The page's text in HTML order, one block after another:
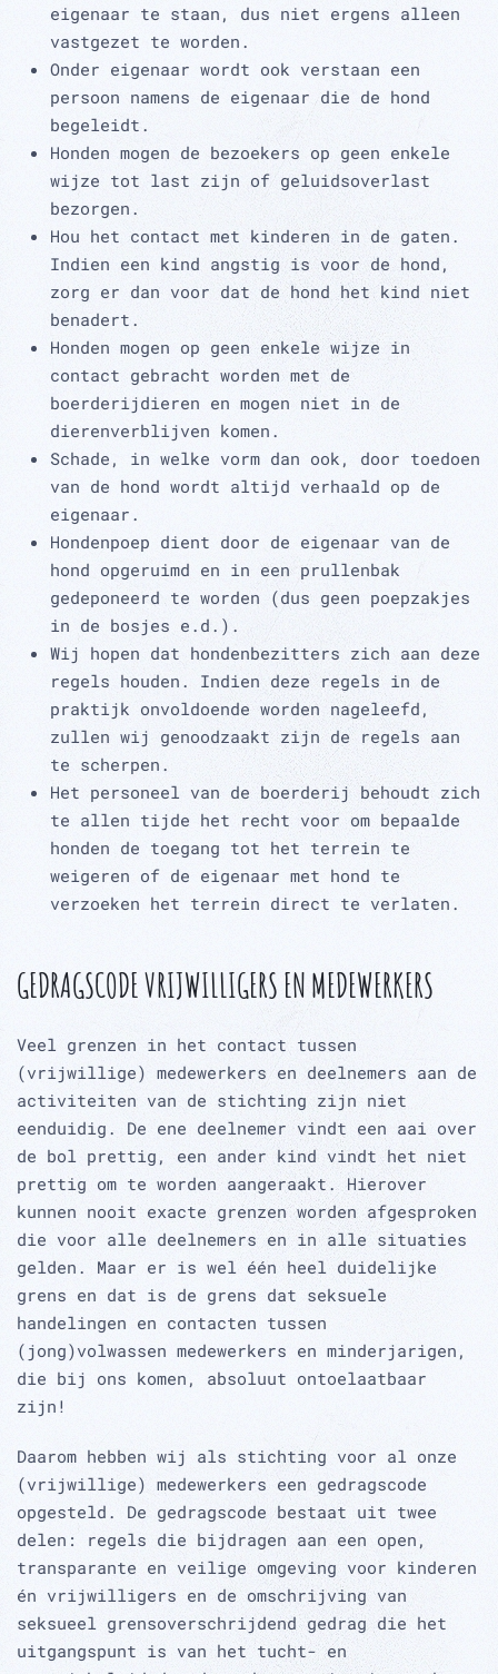
eigenaar te staan, dus niet ergens alleen
vastgezet te worden.
Onder eigenaar wordt ook verstaan een
persoon namens de eigenaar die de hond
begeleidt.
Honden mogen de bezoekers op geen enkele
wijze tot last zijn of geluidsoverlast
bezorgen.
Hou het contact met kinderen in de gaten.
Indien een kind angstig is voor de hond,
zorg er dan voor dat de hond het kind niet
benadert.
Honden mogen op geen enkele wijze in
contact gebracht worden met de
boerderijdieren en mogen niet in de
dierenverblijven komen.
Schade, in welke vorm dan ook, door toedoen
van de hond wordt altijd verhaald op de
eigenaar.
Hondenpoep dient door de eigenaar van de
hond opgeruimd en in een prullenbak
gedeponeerd te worden (dus geen poepzakjes
in de bosjes e.d.).
Wij hopen dat hondenbezitters zich aan deze
regels houden. Indien deze regels in de
praktijk onvoldoende worden nageleefd,
zullen wij genoodzaakt zijn de regels aan
te scherpen.
Het personeel van de boerderij behoudt zich
te allen tijde het recht voor om bepaalde
honden de toegang tot het terrein te
weigeren of de eigenaar met hond te
verzoeken het terrein direct te verlaten.
GEDRAGSCODE VRIJWILLIGERS EN MEDEWERKERS
Veel grenzen in het contact tussen
(vrijwillige) medewerkers en deelnemers aan de
activiteiten van de stichting zijn niet
eenduidig. De ene deelnemer vindt een aai over
de bol prettig, een ander kind vindt het niet
prettig om te worden aangeraakt. Hierover
kunnen nooit exacte grenzen worden afgesproken
die voor alle deelnemers en in alle situaties
gelden. Maar er is wel één heel duidelijke
grens en dat is de grens dat seksuele
handelingen en contacten tussen
(jong)volwassen medewerkers en minderjarigen,
die bij ons komen, absoluut ontoelaatbaar
zijn!
Daarom hebben wij als stichting voor al onze
(vrijwillige) medewerkers een gedragscode
opgesteld. De gedragscode bestaat uit twee
delen: regels die bijdragen aan een open,
transparante en veilige omgeving voor kinderen
én vrijwilligers en de omschrijving van
seksueel grensoverschrijdend gedrag die het
uitgangspunt is van het tucht- en